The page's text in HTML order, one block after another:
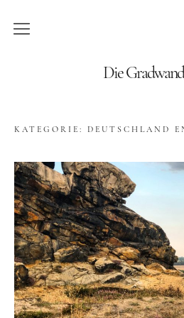
Die
Blog
Afrika
Namibia
Amerika
KATEGORIE: DEUTSCHLAND